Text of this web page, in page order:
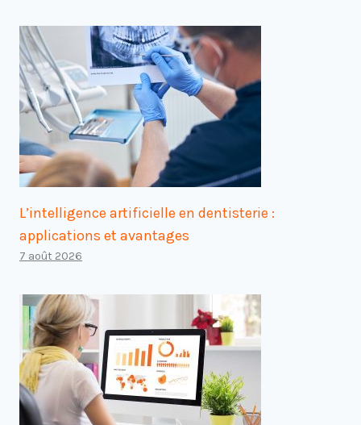
L’intelligence artificielle en dentisterie :
applications et avantages
7 août 2026